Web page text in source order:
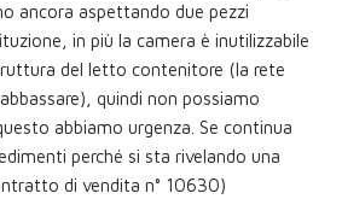
ancora aspettando due pezzi
in più la camera è inutilizzabile
del letto contenitore (la rete
quindi non possiamo
abbiamo urgenza. Se continua
perché si sta rivelando una
di vendita n° 10630)